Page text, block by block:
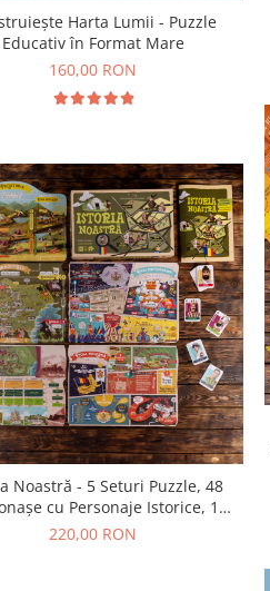
Harta Lumii - Puzzle
Educativ în Format Mare
160,00 RON
Noastră - 5 Seturi Puzzle, 48
cu Personaje Istorice, 1
Ilustrată (38 pagini)
220,00 RON